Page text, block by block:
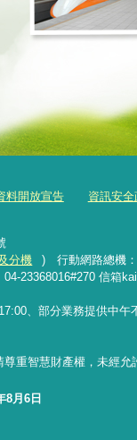
料開放宣告 資訊安全
分機
) 行動網路總機：
04-23368016#270 信箱
、部分業務提供中
重智慧財產權，未經
8月6日